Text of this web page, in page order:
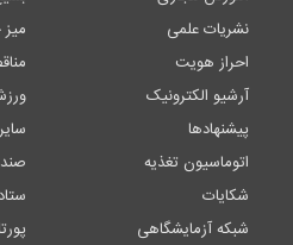
نشریات علمی
احراز هویت
آرشیو الکترونیک
پیشنهادها
اتوماسیون تغذیه
شکایات
شبکه آزمایشگاهی